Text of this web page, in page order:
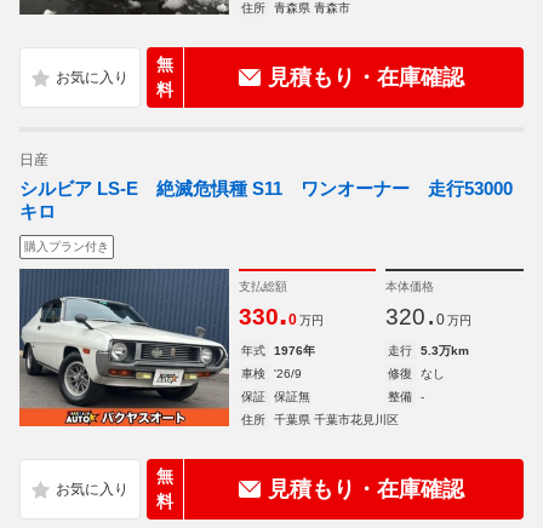
住所
青森県 青森市
無
料
見積もり・在庫確認
日産
シルビア LS-E 絶滅危惧種 S11 ワンオーナー 走行53000
キロ
購入プラン付き
支払総額
330.0 万円
本体価格
320. 0 万円
年式 1976年 走行
5.3万km
車検
'26/9 修復
なし
保証
保証無 整備
-
住所
千葉県 千葉市花見川区
無
料
見積もり・在庫確認